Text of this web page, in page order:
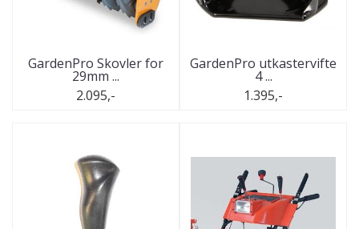
GardenPro Skovler for
29mm ...
2.095,-
GardenPro utkastervifte
4 ...
1.395,-